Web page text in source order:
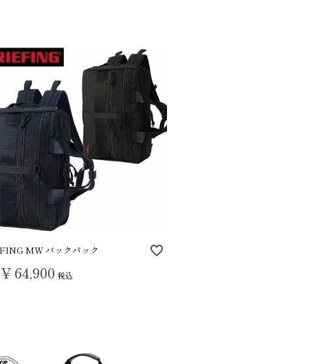
MW バックパック
¥64,900 税込